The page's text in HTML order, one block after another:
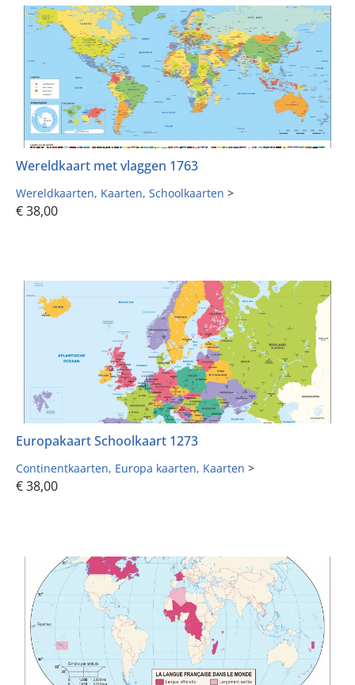
Wereldkaart met vlaggen 1763
Wereldkaarten Kaarten Schoolkaarten >
€38,00
Europakaart Schoolkaart 1273
Continentkaarten Europa kaarten Kaarten >
€38,00